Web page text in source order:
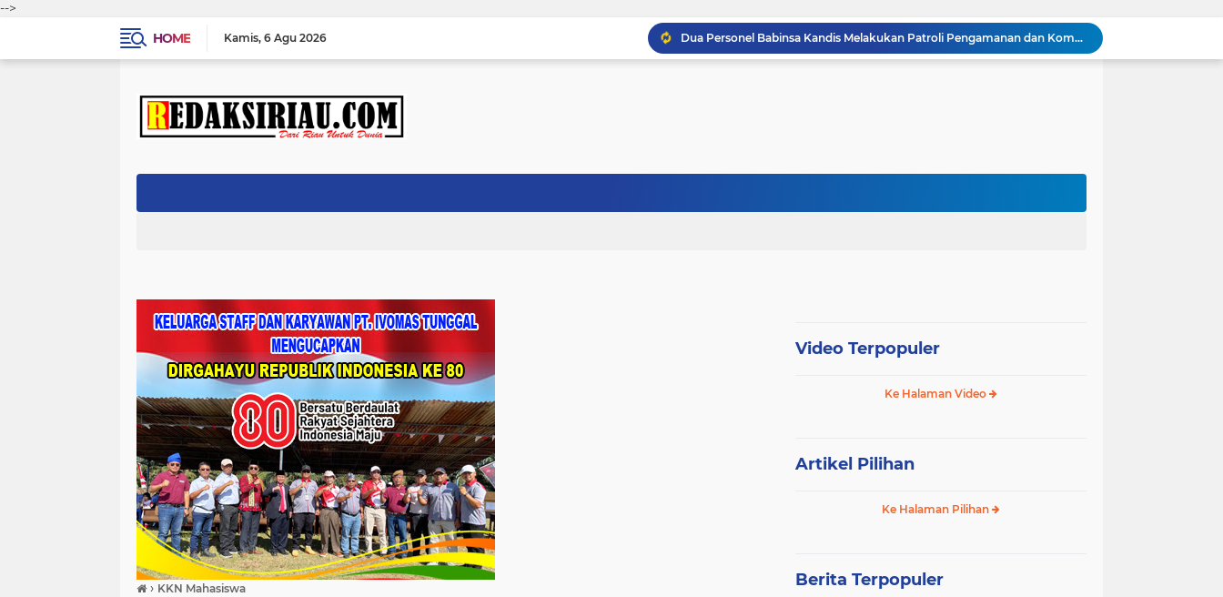
-->
HOME
Kamis 6 Agu 2026
Dua Personel Babinsa Kandis Melakukan Patroli Pengamanan dan Komsos Tentang SKK Migas
Polisi Masuk Ladang! Polsek Kandis Rawat Jagung, Jaga Asa Swasembada Pangan
“Tak Sekadar Mengawal Keamanan, Polsek Kandis Turun ke Lahan Jagung Kawal Ketahanan Pangan
› KKN Mahasiswa
Video Terpopuler
Ke Halaman Video
Artikel Pilihan
Ke Halaman Pilihan
Berita Terpopuler